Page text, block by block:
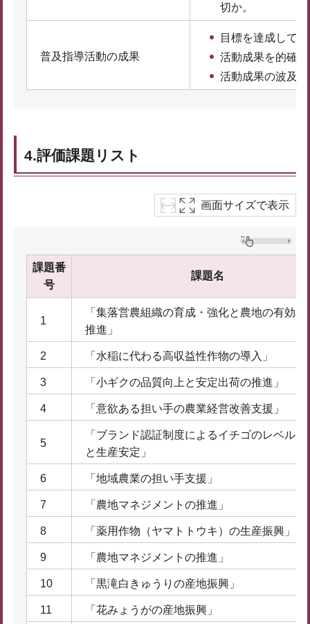
切か。
普及指導活動の成果
目標を達成して
活動成果を的確
活動成果の波及
4.評価課題リスト
画面サイズで表示
課題番
号
課題名
1
「集落営農組織の育成・強化と農地の有効利
推進」
2 「水稲に代わる高収益性作物の導入」
3 「小ギクの品質向上と安定出荷の推進」
4 「意欲ある担い手の農業経営改善支援」
5
「ブランド認証制度によるイチゴのレベルア
と生産安定」
6 「地域農業の担い手支援」
7 「農地マネジメントの推進」
8 「薬用作物（ヤマトトウキ）の生産振興」
9 「農地マネジメントの推進」
10 「黒滝白きゅうりの産地振興」
11 「花みょうがの産地振興」